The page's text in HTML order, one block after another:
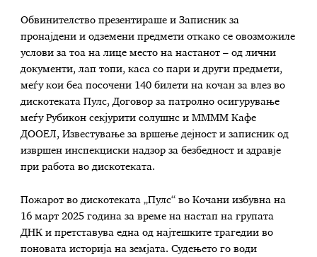
Обвинителство презентираше и Записник за
пронајдени и одземени предмети откако се овозможиле
услови за тоа на лице место на настанот – од лични
документи, лап топи, каса со пари и други предмети,
меѓу кои беа посочени 140 билети на кочан за влез во
дискотеката Пулс, Договор за патролно осигурување
меѓу Рубикон секјурити солушнс и ММММ Кафе
ДООЕЛ, Известување за вршење дејност и записник од
извршен инспекциски надзор за безбедност и здравје
при работа во дискотеката.
Пожарот во дискотеката „Пулс“ во Кочани избувна на
16 март 2025 година за време на настап на групата
ДНК и претставува една од најтешките трагедии во
поновата историја на земјата. Судењето го води